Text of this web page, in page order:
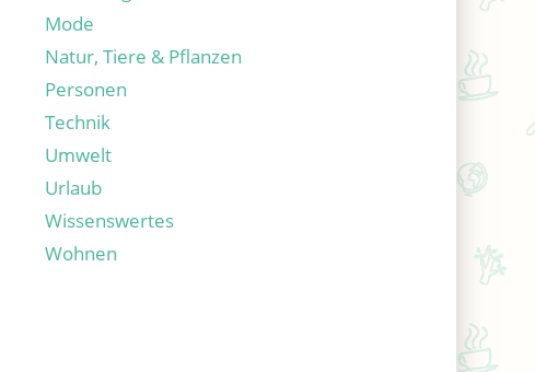
Mode
Natur, Tiere & Pflanzen
Personen
Technik
Umwelt
Urlaub
Wissenswertes
Wohnen